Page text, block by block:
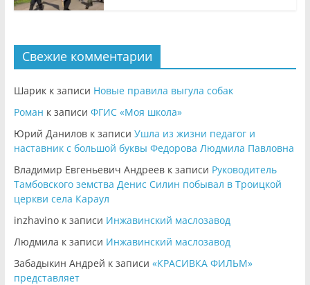
Свежие комментарии
Шарикк записи Новые правила выгула собак
Роман к записи ФГИС «Моя школа»
Юрий Даниловк записи Ушла из жизни педагог и
наставник с большой буквы Федорова Людмила Павловна
Владимир Евгеньевич Андреевк записи Руководитель
Тамбовского земства Денис Силин побывал в Троицкой
церкви села Караул
inzhavinoк записи Инжавинский маслозавод
Людмила к записи Инжавинский маслозавод
Забадыкин Андрей к записи «КРАСИВКА ФИЛЬМ»
представляет